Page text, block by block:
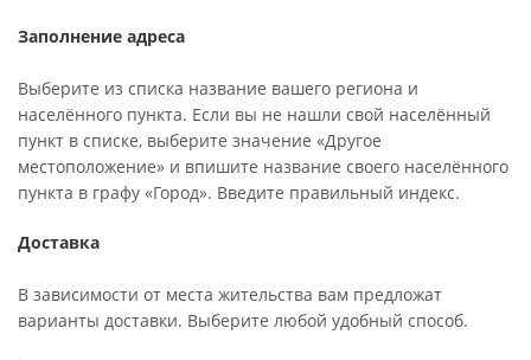
Заполнение адреса
Выберите из списка название вашего региона и
населённого пункта. Если вы не нашли свой населённый
пункт в списке, выберите значение «Другое
местоположение» и впишите название своего населённого
пункта в графу «Город». Введите правильный индекс.
Доставка
В зависимости от места жительства вам предложат
варианты доставки. Выберите любой удобный способ.